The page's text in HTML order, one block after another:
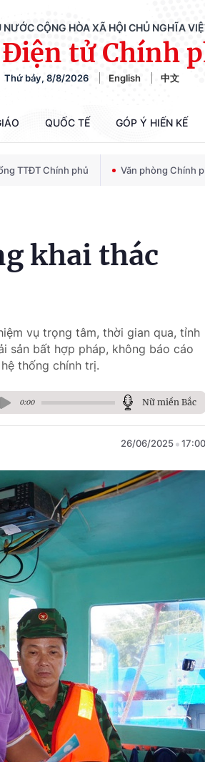
NƯỚC CỘNG HÒA XÃ HỘI CHỦ NGHĨA
Điện tử Chính
Thứ bảy, 8/8/2026 English 中文
QUỐC TẾ GÓP Ý HIẾN KẾ
TTĐT Chính phủ Văn phòng Chính
khai thác
vụ trọng tâm, thời gian qua, tỉnh
sản bất hợp pháp, không báo cáo
thống chính trị.
0:00 Nữ miền Bắc
26/06/2025 17:00